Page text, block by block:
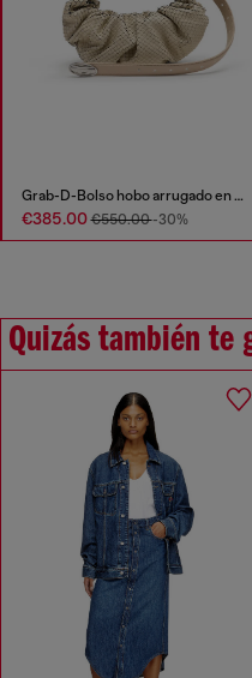
Grab-D-Bolso hobo arrugado en piel efecto serpiente
€385.00€550.00-30%
Quizás también te